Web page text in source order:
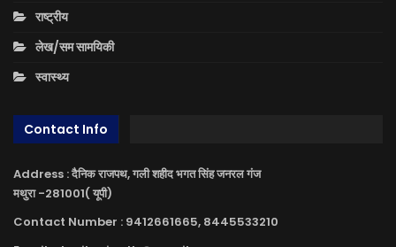
राष्ट्रीय
लेख/सम सामयिकी
स्वास्थ्य
Contact Info
Address : दैनिक राजपथ, गली शहीद भगत सिंह जनरल गंज
मथुरा -281001( यूपी)
Contact Number : 9412661665, 8445533210